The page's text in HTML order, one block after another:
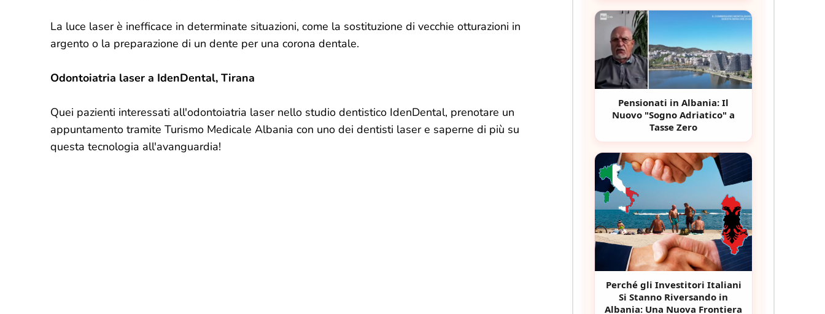
La luce laser è inefficace in determinate situazioni, come la sostituzione di vecchie otturazioni in
argento o la preparazione di un dente per una corona dentale.
Odontoiatria laser a IdenDental, Tirana
Quei pazienti interessati all'odontoiatria laser nello studio dentistico IdenDental, prenotare un
appuntamento tramite Turismo Medicale Albania con uno dei dentisti laser e saperne di più su
questa tecnologia all'avanguardia!
Pensionati in Albania: Il
Nuovo "Sogno Adriatico" a
Tasse Zero
Perché gli Investitori Italiani
Si Stanno Riversando in
Albania: Una Nuova Frontiera